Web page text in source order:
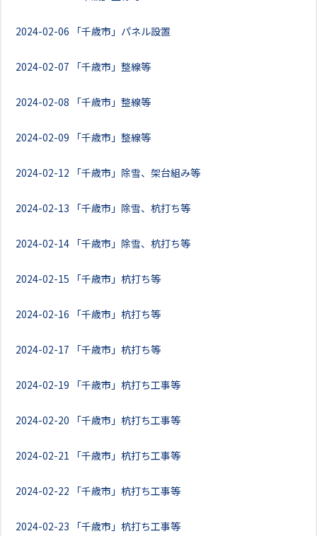
2024-02-06 「千歳市」パネル設置
2024-02-07 「千歳市」整線等
2024-02-08 「千歳市」整線等
2024-02-09 「千歳市」整線等
2024-02-12 「千歳市」除雪、架台組み等
2024-02-13 「千歳市」除雪、杭打ち等
2024-02-14 「千歳市」除雪、杭打ち等
2024-02-15 「千歳市」杭打ち等
2024-02-16 「千歳市」杭打ち等
2024-02-17 「千歳市」杭打ち等
2024-02-19 「千歳市」杭打ち工事等
2024-02-20 「千歳市」杭打ち工事等
2024-02-21 「千歳市」杭打ち工事等
2024-02-22 「千歳市」杭打ち工事等
2024-02-23 「千歳市」杭打ち工事等